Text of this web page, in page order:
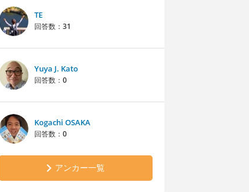
TE
回答数： 31
Yuya J. Kato
回答数： 0
Kogachi OSAKA
回答数： 0
アンカー一覧